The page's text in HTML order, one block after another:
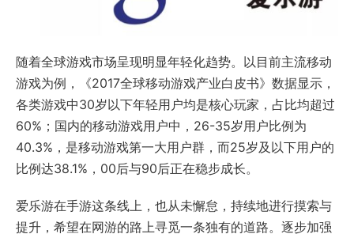
随着全球游戏市场呈现明显年轻化趋势。以目前主流移动
游戏为例，《2017全球移动游戏产业白皮书》数据显示，
各类游戏中30岁以下年轻用户均是核心玩家，占比均超过
60%；国内的移动游戏用户中，26-35岁用户比例为
40.3%，是移动游戏第一大用户群，而25岁及以下用户的
比例达38.1%，00后与90后正在稳步成长。
爱乐游在手游这条线上，也从未懈怠，持续地进行摸索与
提升，希望在网游的路上寻觅一条独有的道路。逐步加强